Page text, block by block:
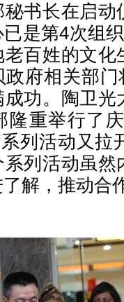
秘书长在启
是第4次组
百姓的文
政府相关部
功。陶卫
隆重举行了
系列活动又
列活动虽
解，推动合